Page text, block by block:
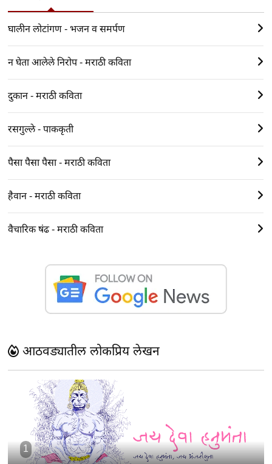
घालीन लोटांगण - भजन व समर्पण
न घेता आलेले निरोप - मराठी कविता
दुकान - मराठी कविता
रसगुल्ले - पाककृती
पैसा पैसा पैसा - मराठी कविता
हैवान - मराठी कविता
वैचारिक षंढ - मराठी कविता
आठवड्यातील लोकप्रिय लेखन
1